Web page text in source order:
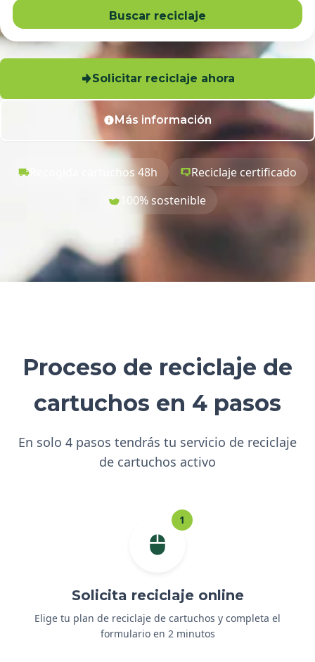
Buscar reciclaje
Solicitar reciclaje ahora
Más información
Recogida cartuchos 48h
Reciclaje certificado
100% sostenible
Proceso de reciclaje de
cartuchos en 4 pasos
En solo 4 pasos tendrás tu servicio de reciclaje
de cartuchos activo
1
Solicita reciclaje online
Elige tu plan de reciclaje de cartuchos y completa el
formulario en 2 minutos